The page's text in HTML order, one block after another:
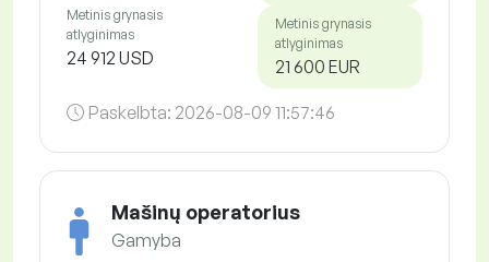
Metinis grynasis
atlyginimas
24 912 USD
Metinis grynasis
atlyginimas
21 600 EUR
Paskelbta: 2026-08-09 11:57:46
Mašinų operatorius
Gamyba